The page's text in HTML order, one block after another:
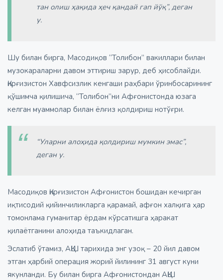
тан олиш ҳақида ҳеч қандай гап йўқ”, деган
у.
Шу билан бирга, Масодиқов “Толибон” вакиллари билан
музокараларни давом эттириш зарур, деб ҳисоблайди.
Қирғизистон Хавфсизлик кенгаши раҳбари ўринбосарининг
қўшимча қилишича, “Толибон”ни Афғонистонда юзага
келган муаммолар билан ёлғиз қолдириш нотўғри.
“Уларни алоҳида қолдириш мумкин эмас”,
деган у.
Масодиқов Қирғизистон Афғонистон бошидан кечирган
иқтисодий қийинчиликларга қарамай, афғон халқига ҳар
томонлама гуманитар ёрдам кўрсатишга ҳаракат
қилаётганини алоҳида таъкидлаган.
Эслатиб ўтамиз, АҚШ тарихида энг узоқ – 20 йил давом
этган ҳарбий операция жорий йилининг 31 август куни
якунланди. Бу билан бирга Афғонистондан АҚШ